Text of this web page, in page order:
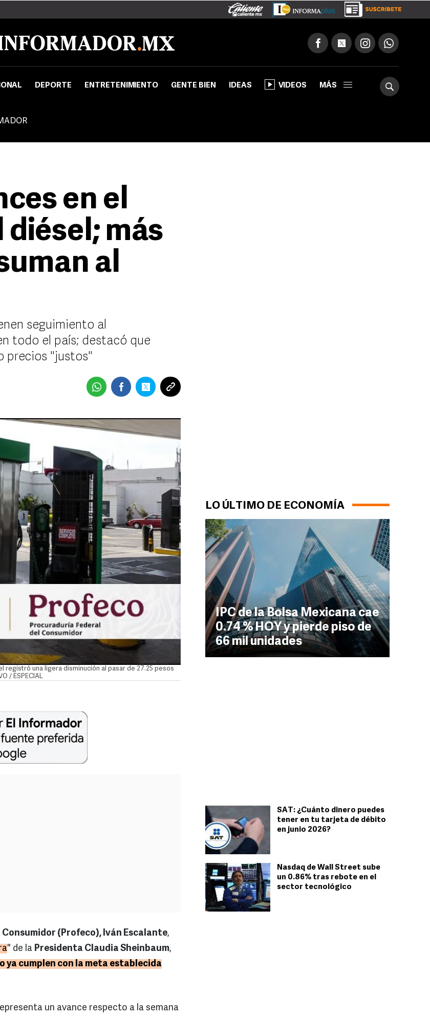
DEPORTE ENTRETENIMIENTO GENTE BIEN IDEAS VIDEOS MÁS
LO ÚLTIMO DE ECONOMÍA
IPC de la Bolsa Mexicana cae
0.74 % HOY y pierde piso de
66 mil unidades
SAT: ¿Cuánto dinero puedes
tener en tu tarjeta de débito
en junio 2026?
Nasdaq de Wall Street sube
un 0.86% tras rebote en el
sector tecnológico
en el
más
al
seguimiento al
todo el país; destacó que
precios "justos"
una ligera disminución al pasar de 27.25 pesos
/ ESPECIAL
(Profeco), Iván Escalante,
" de la Presidenta Claudia Sheinbaum,
ya cumplen con la meta establecida
un avance respecto a la semana